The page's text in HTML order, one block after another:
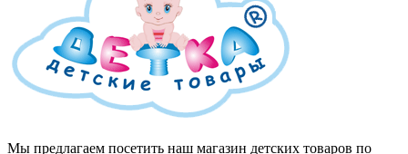
Мы предлагаем посетить наш магазин детских товаров по